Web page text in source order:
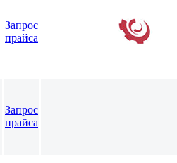
Запрос
прайса
Запрос
прайса